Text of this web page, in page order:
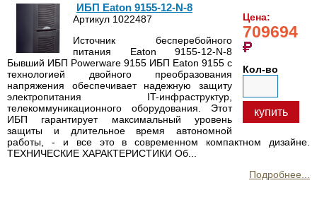
Цена:
709694
Кол-во
купить
ИБП Eaton 9155-12-N-8
Артикул 1022487
Источник бесперебойного
питания Eaton 9155-12-N-8
Бывший ИБП Powerware 9155 ИБП Eaton 9155 с
технологией двойного преобразования
напряжения обеспечивает надежную защиту
электропитания IT-инфраструктур,
телекоммуникационного оборудования. Этот
ИБП гарантирует максимальный уровень
защиты и длительное время автономной
работы, - и все это в современном компактном дизайне.
ТЕХНИЧЕСКИЕ ХАРАКТЕРИСТИКИ Об...
Подробнее...